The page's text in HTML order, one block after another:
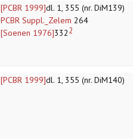
[PCBR 1999]dl. 1, 355 (nr. DiM139)
PCBR Suppl._Zelem 264
[Soenen 1976]3322
[PCBR 1999]dl. 1, 355 (nr. DiM140)